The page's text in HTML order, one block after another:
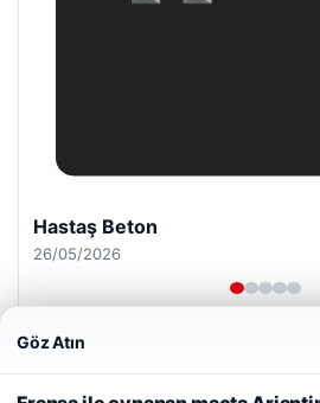
Enes Kaplan Avukatlık Bürosu
28/04/2026
Göz Atın